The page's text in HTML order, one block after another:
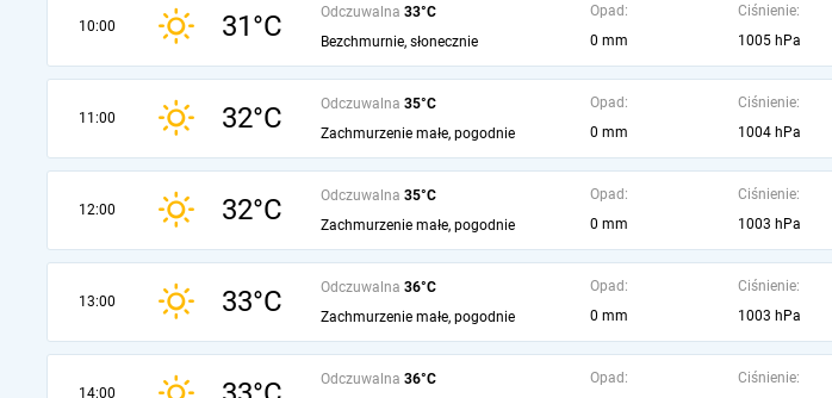
10:00 31°C Odczuwalna 33°C
Bezchmurnie, słonecznie
Opad:
0 mm
Ciśnienie:
1005 hPa
11:00 32°C Odczuwalna 35°C
Zachmurzenie małe, pogodnie
Opad:
0 mm
Ciśnienie:
1004 hPa
12:00 32°C Odczuwalna 35°C
Zachmurzenie małe, pogodnie
Opad:
0 mm
Ciśnienie:
1003 hPa
13:00 33°C Odczuwalna 36°C
Zachmurzenie małe, pogodnie
Opad:
0 mm
Ciśnienie:
1003 hPa
14:00
Odczuwalna 36°C
Opad:
Ciśnienie: